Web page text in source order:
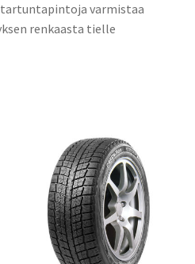
tartuntapintoja varmistaa
renkaasta tielle